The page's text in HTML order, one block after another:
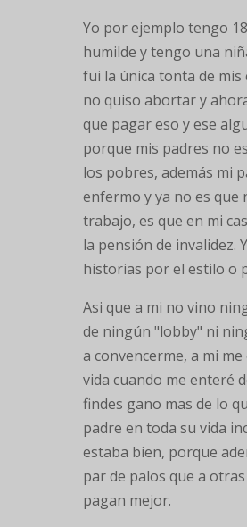
Yo por ejemplo tengo
humilde y tengo una
fui la única tonta de mis
no quiso abortar y
que pagar eso y ese
porque mis padres no
los pobres, además mi
enfermo y ya no es que
trabajo, es que en mi
la pensión de invalidez.
historias por el estilo o
Asi que a mi no vino
de ningún "lobby" ni
a convencerme, a mi
vida cuando me enteré
findes gano mas de lo
padre en toda su vida
estaba bien, porque
par de palos que a
pagan mejor.